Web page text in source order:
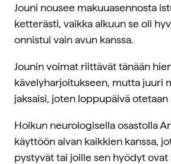
Jouni nousee makuuasennosta
ketterästi, vaikka alkuun se oli
onnistui vain avun kanssa.
Jounin voimat riittävät tänään
kävelyharjoitukseen, mutta juuri
jaksaisi, joten loppupäivä
Hoikun neurologisella osastolla
käyttöön aivan kaikkien kanssa,
pystyvät tai joille sen hyödyt ovat